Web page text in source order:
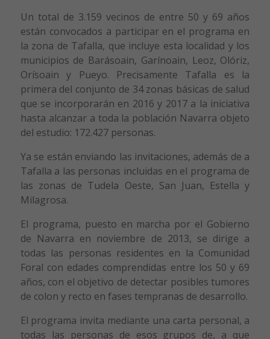
Un total de 3.159 vecinos de entre 50 y 69 años
están convocados a participar en el programa en
la zona de Tafalla, que incluye esta localidad y los
municipios de Barásoain, Garínoain, Leoz, Olóriz,
Orísoain y Pueyo. Precisamente Tafalla es la
primera del conjunto de 34 zonas básicas de salud
que se incorporarán en 2016 y 2017 a la iniciativa
hasta alcanzar a toda la población Navarra objeto
del estudio: 172.427 personas.
Ya se están enviando las invitaciones, además de a
Tafalla a las personas incluidas en el programa de
las zonas de Tudela Oeste, San Juan, Estella y
Milagrosa.
El programa, puesto en marcha por el Gobierno
de Navarra en noviembre de 2013, se dirige a
todas las personas residentes en la Comunidad
Foral con edades comprendidas entre los 50 y 69
años, con el objetivo de detectar posibles tumores
de colon y recto en fases tempranas de desarrollo.
El programa invita mediante una carta personal, a
todas las personas de esos grupos de, a que